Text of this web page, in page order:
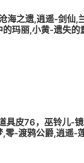
海之遗,逍遥-剑仙,
玛丽,小黄-遗失的
具皮76，巫铃儿-
-渡鸦公爵,逍遥-